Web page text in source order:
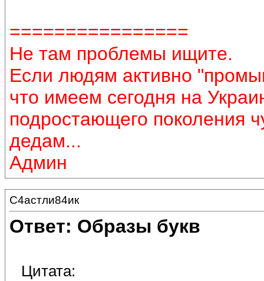
================
Не там проблемы ищите.
Если людям активно
что имеем сегодня на
подростающего поколения
дедам...
Админ
С4астли84ик
Ответ: Образы букв
Цитата: